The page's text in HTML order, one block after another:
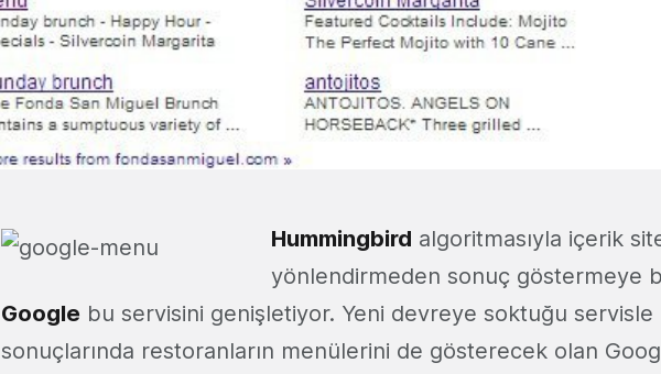
Hummingbird algoritmasıyla içerik
yönlendirmeden sonuç göstermeye
Google bu servisini genişletiyor. Yeni devreye soktuğu servisle
sonuçlarında restoranların menülerini de gösterecek olan